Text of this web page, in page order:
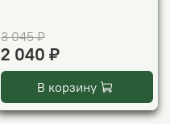
3 045 ₽
2 040 ₽
В корзину